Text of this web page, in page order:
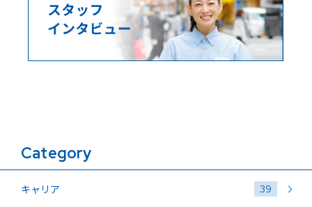
Category
キャリア 39